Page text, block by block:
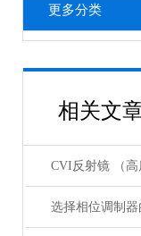
更多分类
相关文